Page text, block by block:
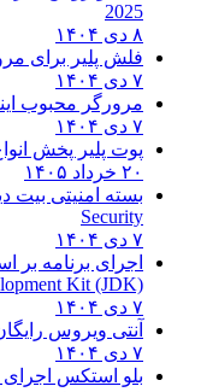
2025
۸ دی ۱۴۰۴
فلش پلیر برای
۷ دی ۱۴۰۴
مرورگر محبوب
۷ دی ۱۴۰۴
پوت پلیر پخش
۲۰ خرداد ۱۴۰۵
بسته امنیتی بیت
Security
۷ دی ۱۴۰۴
اجرای برنامه بر
Kit (JDK)
۷ دی ۱۴۰۴
آنتی ویروس
۷ دی ۱۴۰۴
بلو استکس اجرای